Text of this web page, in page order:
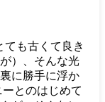
ても古くて良き
）、そんな光
に勝手に浮か
とのはじめて